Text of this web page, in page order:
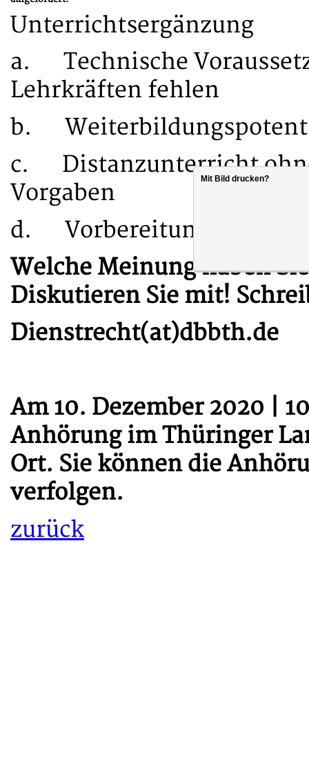
Unterrichtsergänzung
a. Technische
Lehrkräften fehlen
b.
c. Distanzunterricht
Vorgaben
d. Vorbereitung der
Welche Meinung haben
Diskutieren Sie mit!
Dienstrecht(at)dbbth.de
Am 10. Dezember 2020 |
Anhörung im Thüringer
Ort. Sie können die
verfolgen.
zurück
Mit Bild drucken?